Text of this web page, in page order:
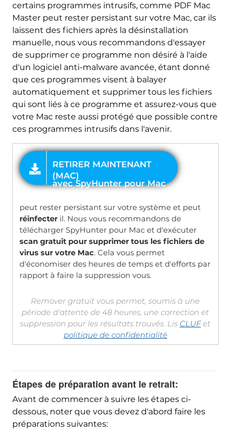
certains programmes intrusifs, comme PDF Mac
Master peut rester persistant sur votre Mac, car ils
laissent des fichiers après la désinstallation
manuelle, nous vous recommandons d'essayer
de supprimer ce programme non désiré à l'aide
d'un logiciel anti-malware avancée, étant donné
que ces programmes visent à balayer
automatiquement et supprimer tous les fichiers
qui sont liés à ce programme et assurez-vous que
votre Mac reste aussi protégé que possible contre
ces programmes intrusifs dans l'avenir.
peut rester persistant sur votre système et peut
réinfecteril. Nous vous recommandons de
télécharger SpyHunter pour Mac et d'exécuter
scan gratuit pour supprimer tous les fichiers de
virus sur votre Mac. Cela vous permet
d'économiser des heures de temps et d'efforts par
rapport à faire la suppression vous.
Remover gratuit vous permet, soumis à une
période d'attente de 48 heures, une correction et
suppression pour les résultats trouvés. Lis CLUFet
politique de confidentialité
Étapes de préparation avant le retrait:
Avant de commencer à suivre les étapes ci-
dessous, noter que vous devez d'abord faire les
préparations suivantes: